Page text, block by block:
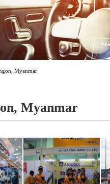
Myanmar
Myanmar